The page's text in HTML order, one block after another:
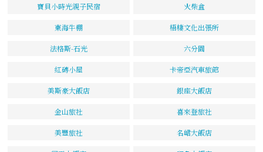
寶貝小時光親子民宿 火柴盒
東海牛棚 梧棲文化出張所
法格斯-石光 六分園
紅磚小屋 卡帝亞汽車旅館
美斯豪大飯店 銀座大飯店
金山旅社 喜來登旅社
美豐旅社 名峮大飯店